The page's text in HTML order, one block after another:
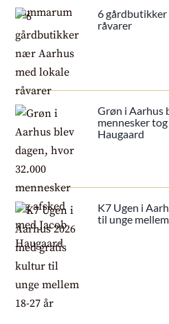
6
råvarer
Grøn i Aarhus
mennesker
Haugaard
K7 Ugen i
til unge